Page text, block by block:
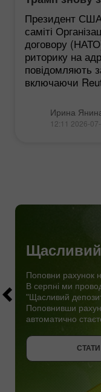
Президент
саміті
договору
риторику на
повідомляють
включаючи
Ирина
12:11 2026-
Поповни рахунок
В серпні ми
"Щасливий
Поповнивши
автоматично